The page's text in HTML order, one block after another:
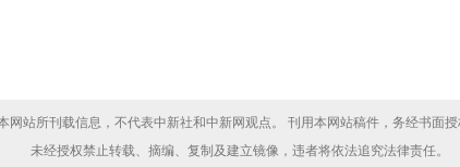
网站所刊载信息，不代表中新社和中新网观点。 刊用本网站稿件，务经书面授
未经授权禁止转载、摘编、复制及建立镜像，违者将依法追究法律责任。